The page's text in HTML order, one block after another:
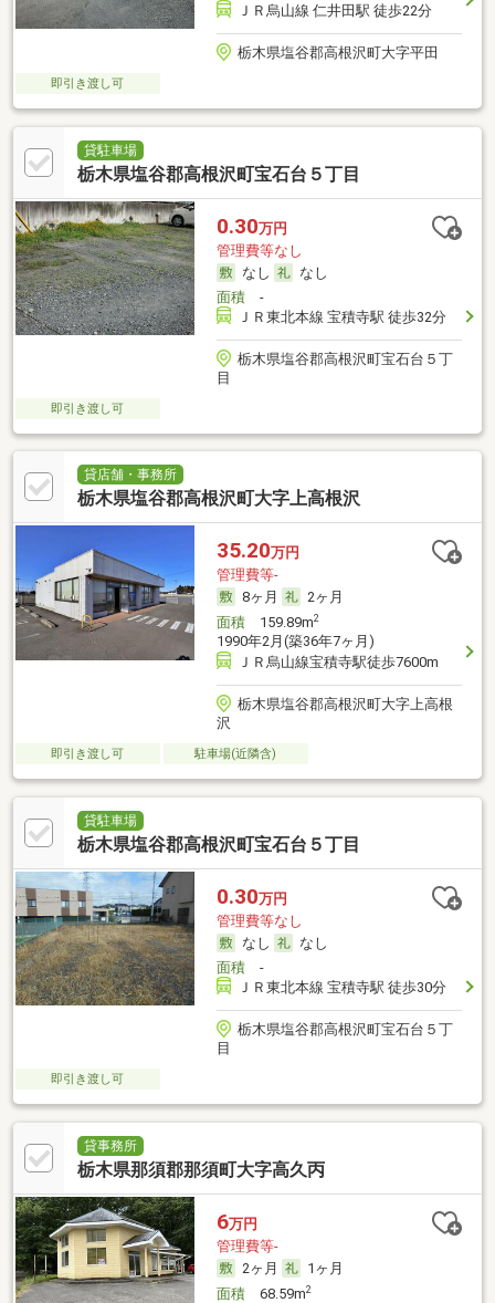
ＪＲ烏山線 仁井田駅 徒歩22分
栃木県塩谷郡高根沢町大字平田
即引き渡し可
貸駐車場
栃木県塩谷郡高根沢町宝石台５丁目
0.30万円
管理費等なし
なし
なし
面積-
ＪＲ東北本線 宝積寺駅 徒歩32分
栃木県塩谷郡高根沢町宝石台５丁
目
即引き渡し可
貸店舗・事務所
栃木県塩谷郡高根沢町大字上高根沢
35.20万円
管理費等-
8ヶ月
2ヶ月
面積159.89m2
1990年2月(築36年7ヶ月)
ＪＲ烏山線宝積寺駅徒歩7600m
栃木県塩谷郡高根沢町大字上高根
沢
即引き渡し可 駐車場(近隣含)
貸駐車場
栃木県塩谷郡高根沢町宝石台５丁目
0.30万円
管理費等なし
なし
なし
面積-
ＪＲ東北本線 宝積寺駅 徒歩30分
栃木県塩谷郡高根沢町宝石台５丁
目
即引き渡し可
貸事務所
栃木県那須郡那須町大字高久丙
6万円
管理費等-
2ヶ月
1ヶ月
面積68.59m2